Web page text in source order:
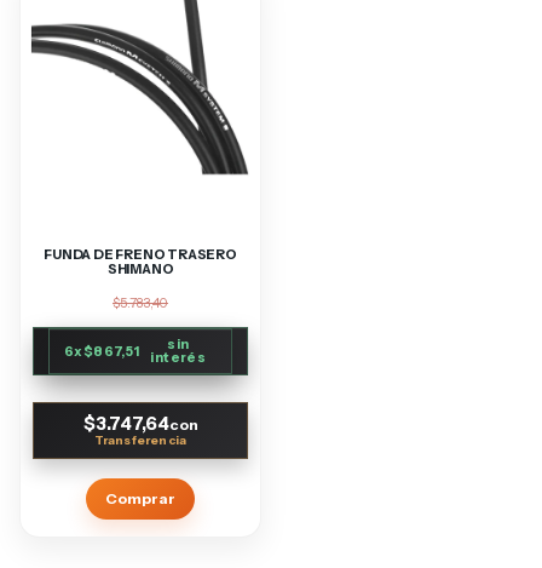
FUNDA DE FRENO TRASERO
SHIMANO
$5.783,40
6x$867,51 sin
interés
$3.747,64con
Comprar